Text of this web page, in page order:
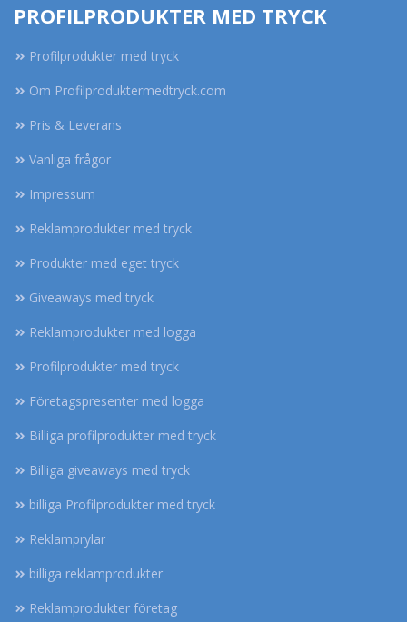
PROFILPRODUKTER MED TRYCK
Profilprodukter med tryck
Om Profilproduktermedtryck.com
Pris & Leverans
Vanliga frågor
Impressum
Reklamprodukter med tryck
Produkter med eget tryck
Giveaways med tryck
Reklamprodukter med logga
Profilprodukter med tryck
Företagspresenter med logga
Billiga profilprodukter med tryck
Billiga giveaways med tryck
billiga Profilprodukter med tryck
Reklamprylar
billiga reklamprodukter
Reklamprodukter företag